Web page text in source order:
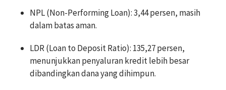
NPL (Non-Performing Loan): 3,44 persen, masih
dalam batas aman.
LDR (Loan to Deposit Ratio): 135,27 persen,
menunjukkan penyaluran kredit lebih besar
dibandingkan dana yang dihimpun.